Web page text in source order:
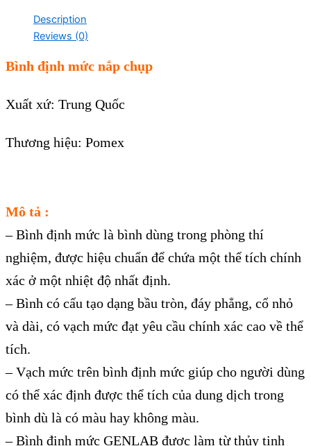
Description
Reviews (0)
Bình định mức nắp chụp
Xuất xứ: Trung Quốc
Thương hiệu: Pomex
Mô tả :
– Bình định mức là bình dùng trong phòng thí
nghiệm, được hiệu chuẩn để chứa một thể tích chính
xác ở một nhiệt độ nhất định.
– Bình có cấu tạo dạng bầu tròn, đáy phẳng, cổ nhỏ
và dài, có vạch mức đạt yêu cầu chính xác cao về thể
tích.
– Vạch mức trên bình định mức giúp cho người dùng
có thể xác định được thể tích của dung dịch trong
bình dù là có màu hay không màu.
– Bình định mức GENLAB được làm từ thủy tinh